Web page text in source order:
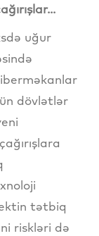
uğur
dövlətlər
tətbiq
riskləri də